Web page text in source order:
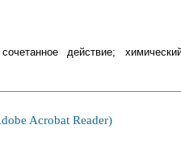
действие;
Acrobat Reader)